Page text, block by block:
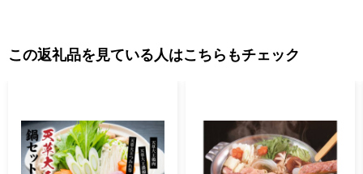
この返礼品を見ている人はこちらもチェック